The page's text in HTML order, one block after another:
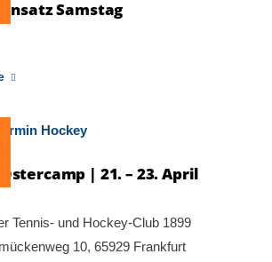
Samstag
Ostercamp | 21. – 23. April
Tennis- und Hockey-Club 1899
10, 65929 Frankfurt